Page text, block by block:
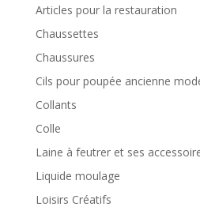
Articles pour la restauration
Chaussettes
Chaussures
Cils pour poupée ancienne
Collants
Colle
Laine à feutrer et ses
Liquide moulage
Loisirs Créatifs